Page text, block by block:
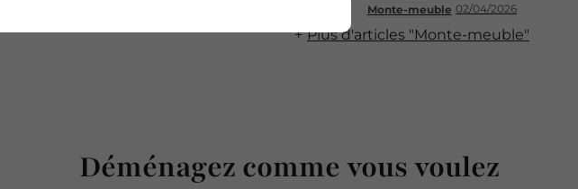
Monte-meuble 02/04/2026
Plus d'articles "Monte-meuble"
Déménagez comme vous voulez